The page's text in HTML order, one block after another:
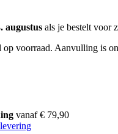
augustus als je bestelt voor
voorraad. Aanvulling is
vanaf € 79,90